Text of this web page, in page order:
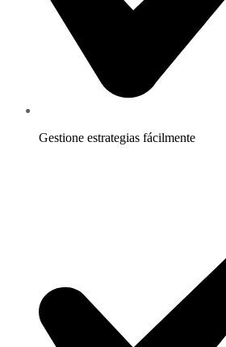
Gestione estrategias fácilmente